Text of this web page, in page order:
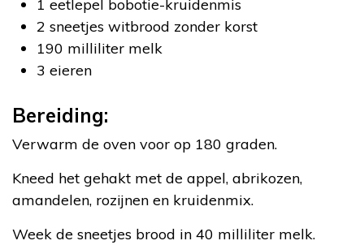
1 eetlepel bobotie-kruidenmis
2 sneetjes witbrood zonder korst
190 milliliter melk
3 eieren
Bereiding:
Verwarm de oven voor op 180 graden.
Kneed het gehakt met de appel, abrikozen,
amandelen, rozijnen en kruidenmix.
Week de sneetjes brood in 40 milliliter melk.